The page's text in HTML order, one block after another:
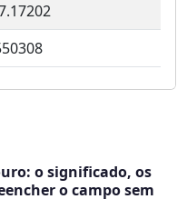
o significado, os
o campo sem